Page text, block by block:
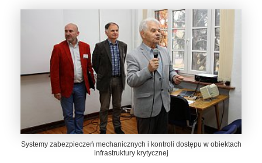
Systemy zabezpieczeń mechanicznych i kontroli dostępu w obiektach
infrastruktury krytycznej